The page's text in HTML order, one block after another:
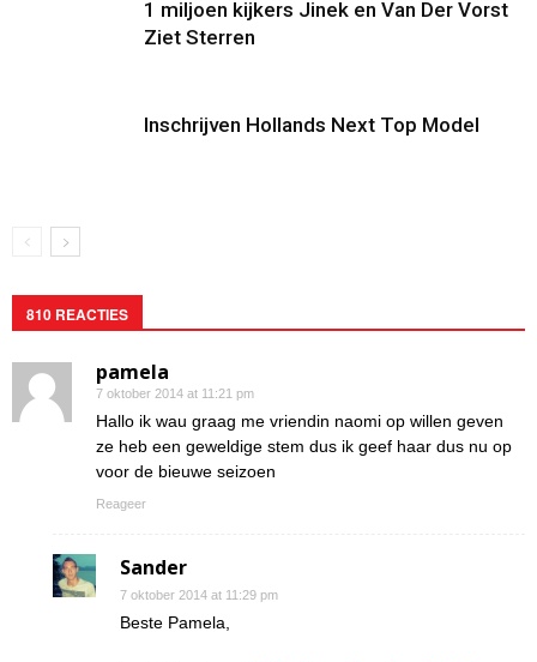
1 miljoen kijkers Jinek en Van Der Vorst
Ziet Sterren
Inschrijven Hollands Next Top Model
810 REACTIES
pamela
7 oktober 2014 at 11:21 pm
Hallo ik wau graag me vriendin naomi op willen geven
ze heb een geweldige stem dus ik geef haar dus nu op
voor de bieuwe seizoen
Reageer
Sander
7 oktober 2014 at 11:29 pm
Beste Pamela,